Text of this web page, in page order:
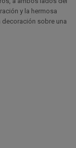
y la hermosa
decoración sobre una